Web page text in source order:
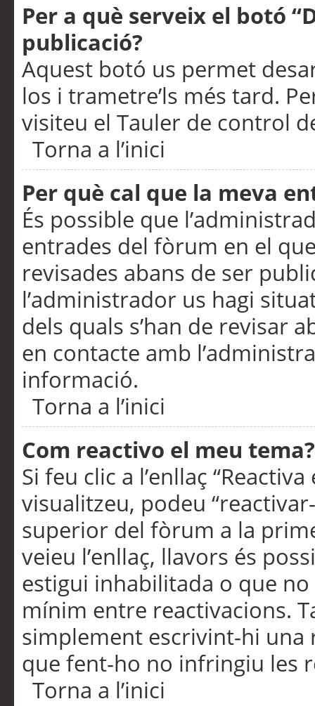
Per a què serveix el botó
publicació?
Aquest botó us permet
los i trametre’ls més tard.
visiteu el Tauler de control
Torna a l’inici
Per què cal que la meva
És possible que
entrades del fòrum en el
revisades abans de ser
l’administrador us hagi
dels quals s’han de revisar
en contacte amb
informació.
Torna a l’inici
Com reactivo el meu tema?
Si feu clic a l’enllaç
visualitzeu, podeu
superior del fòrum a la
veieu l’enllaç, llavors és
estigui inhabilitada o que
mínim entre reactivacions.
simplement escrivint-hi una
que fent-ho no infringiu les
Torna a l’inici